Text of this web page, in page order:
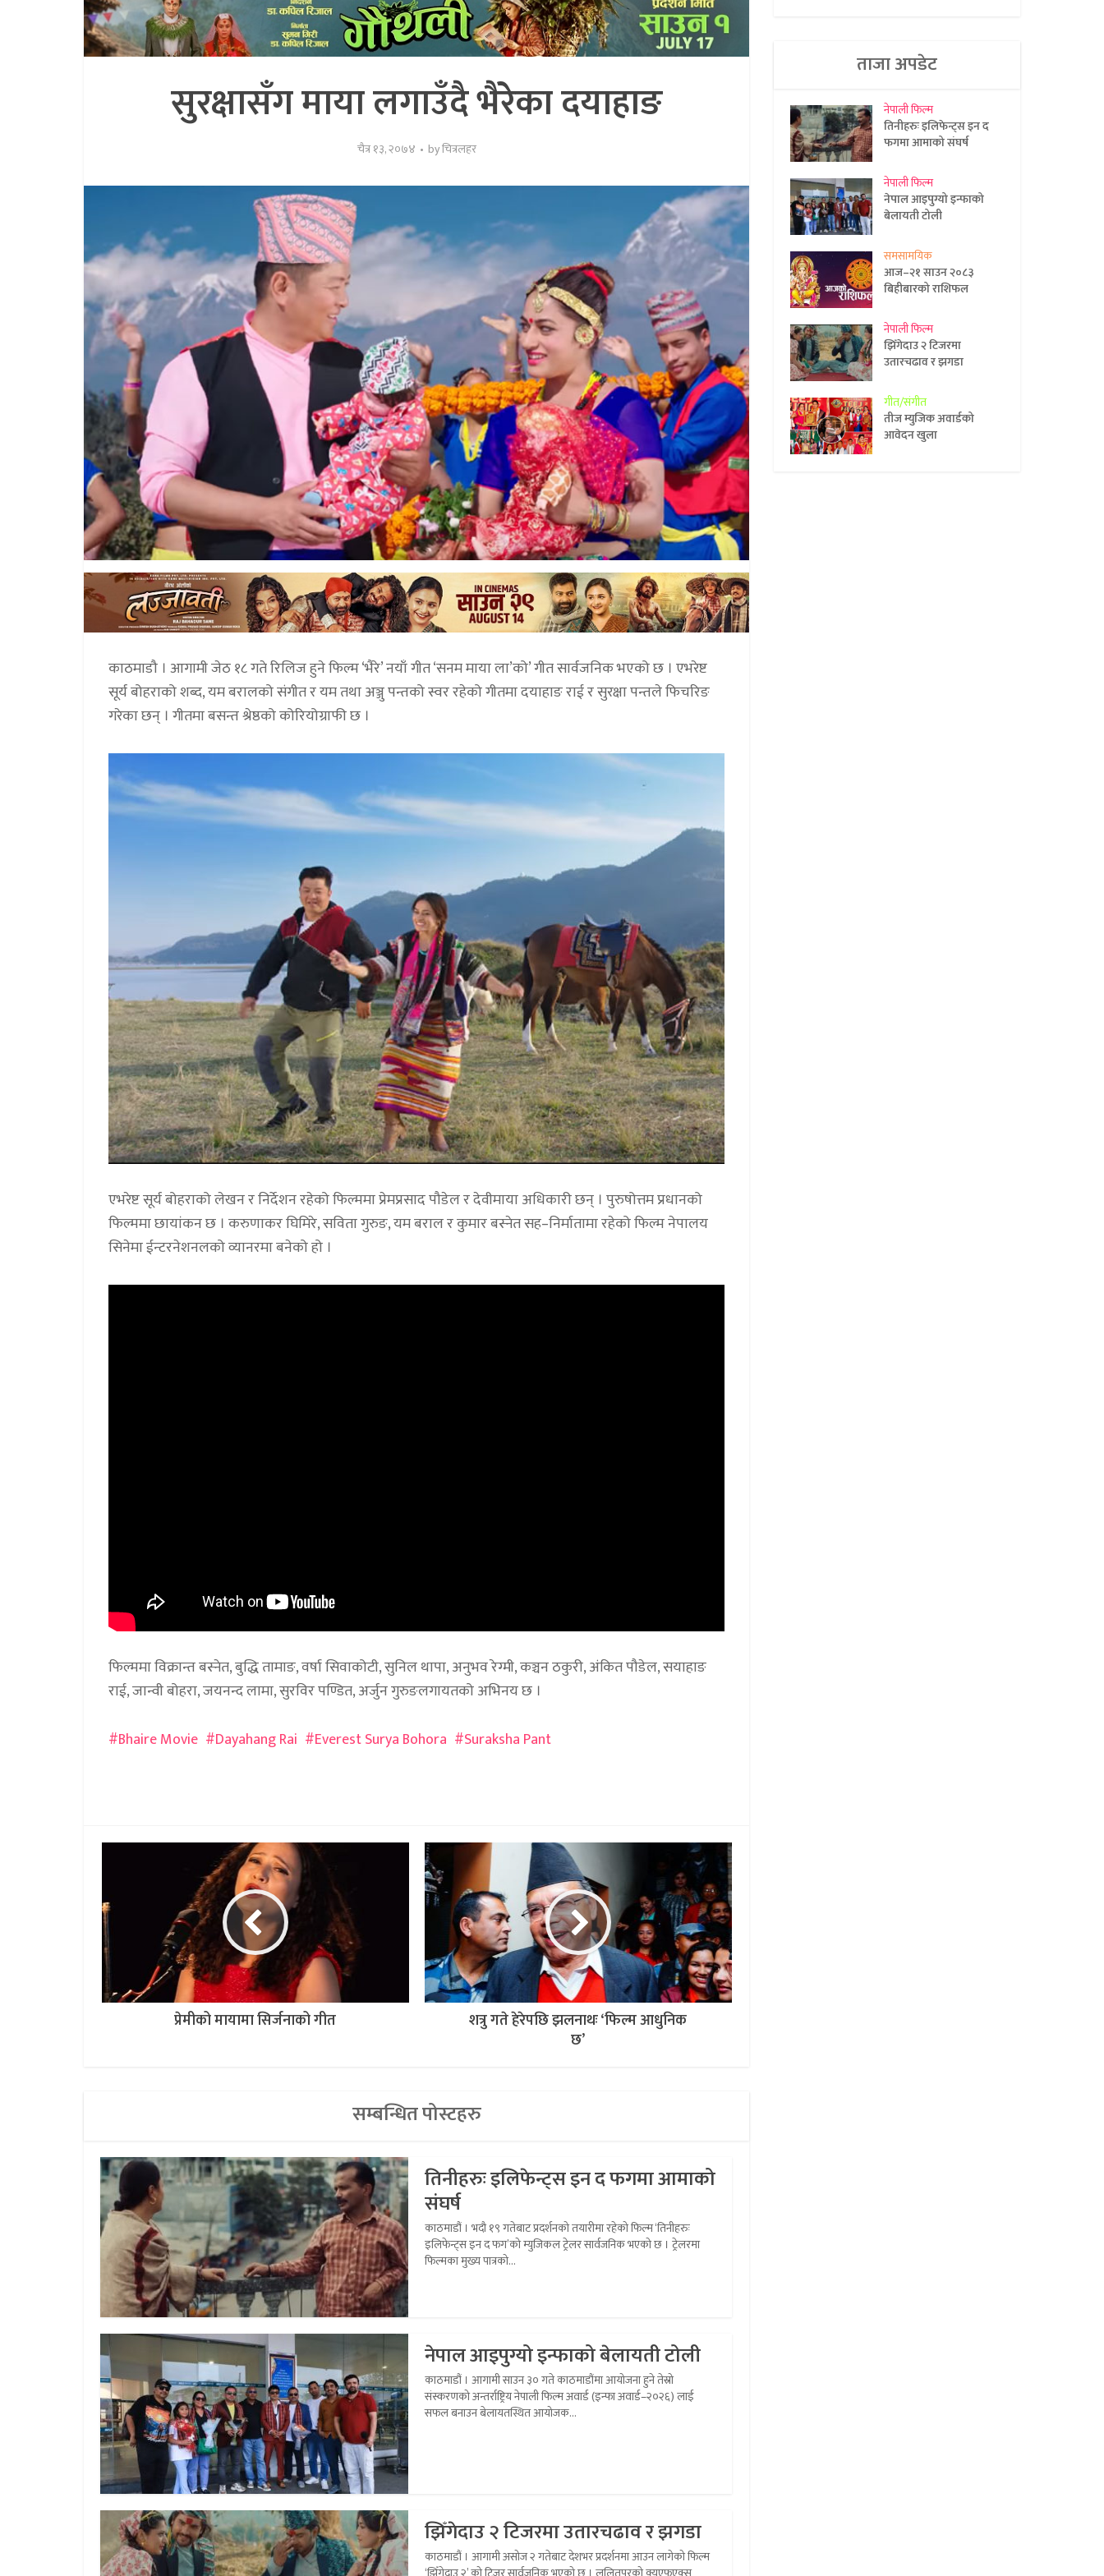
सुरक्षासँग माया लगाउँदै भैरेका दयाहाङ
चैत्र १३, २०७४ byचित्रलहर
काठमाडौ । आगामी जेठ १८ गते रिलिज हुने फिल्म ‘भैरे’ नयाँ गीत ‘सनम माया ला’को’ गीत सार्वजनिक भएको छ । एभरेष्ट
सूर्य बोहराको शब्द, यम बरालको संगीत र यम तथा अञ्जु पन्तको स्वर रहेको गीतमा दयाहाङ राई र सुरक्षा पन्तले फिचरिङ
गरेका छन् । गीतमा बसन्त श्रेष्ठको कोरियोग्राफी छ ।
एभरेष्ट सूर्य बोहराको लेखन र निर्देशन रहेको फिल्ममा प्रेमप्रसाद पौडेल र देवीमाया अधिकारी छन् । पुरुषोत्तम प्रधानको
फिल्ममा छायांकन छ । करुणाकर घिमिरे, सविता गुरुङ, यम बराल र कुमार बस्नेत सह–निर्मातामा रहेको फिल्म नेपालय
सिनेमा ईन्टरनेशनलको व्यानरमा बनेको हो ।
फिल्ममा विक्रान्त बस्नेत, बुद्धि तामाङ, वर्षा सिवाकोटी, सुनिल थापा, अनुभव रेग्मी, कञ्चन ठकुरी, अंकित पौडेल, सयाहाङ
राई, जान्वी बोहरा, जयनन्द लामा, सुरविर पण्डित, अर्जुन गुरुङलगायतको अभिनय छ ।
Bhaire Movie
Dayahang Rai Everest Surya Bohora Suraksha Pant
प्रेमीको मायामा सिर्जनाको गीत
शत्रु गते हेरेपछि झलनाथः ‘फिल्म आधुनिक
छ’
सम्बन्धित पोस्टहरु
तिनीहरुः इलिफेन्ट्स इन द फगमा आमाको
संघर्ष
काठमाडौं । भदौ १९ गतेबाट प्रदर्शनको तयारीमा रहेको फिल्म ‘तिनीहरुः
इलिफेन्ट्स इन द फग’को म्युजिकल ट्रेलर सार्वजनिक भएको छ । ट्रेलरमा
फिल्मका मुख्य पात्रको...
नेपाल आइपुग्यो इन्फाको बेलायती टोली
काठमाडौं । आगामी साउन ३० गते काठमाडौंमा आयोजना हुने तेस्रो
संस्करणको अन्तर्राष्ट्रिय नेपाली फिल्म अवार्ड (इन्फा अवार्ड–२०२६) लाई
सफल बनाउन बेलायतस्थित आयोजक...
झिँगेदाउ २ टिजरमा उतारचढाव र झगडा
काठमाडौं । आगामी असोज २ गतेबाट देशभर प्रदर्शनमा आउन लागेको फिल्म
ताजा अपडेट
नेपाली फिल्म
तिनीहरुः इलिफेन्ट्स इन द
फगमा आमाको संघर्ष
नेपाली फिल्म
नेपाल आइपुग्यो इन्फाको
बेलायती टोली
समसामयिक
आज–२१ साउन २०८३
बिहीबारको राशिफल
नेपाली फिल्म
झिँगेदाउ २ टिजरमा
उतारचढाव र झगडा
गीत/संगीत
तीज म्युजिक अवार्डको
आवेदन खुला